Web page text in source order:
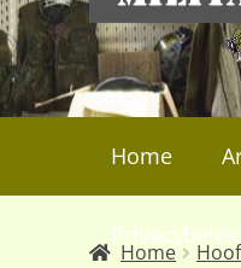
door
naar
navigatie
naar
de
inhoud
Home
Home